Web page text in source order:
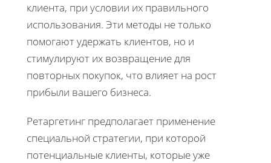
клиента, при условии их правильного
использования. Эти методы не только
помогают удержать клиентов, но и
стимулируют их возвращение для
повторных покупок, что влияет на рост
прибыли вашего бизнеса.
Ретаргетинг предполагает применение
специальной стратегии, при которой
потенциальные клиенты, которые уже